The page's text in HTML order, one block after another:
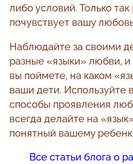
либо условий. Только
почувствует вашу
Наблюдайте за своими
разные «языки» любви, и
вы поймете, на каком
ваши дети. Используйте
способы проявления
всегда делайте на
понятный вашему
Все статьи блога о